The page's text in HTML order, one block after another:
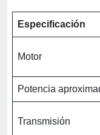
Especificación
Motor
Potencia
Transmisión